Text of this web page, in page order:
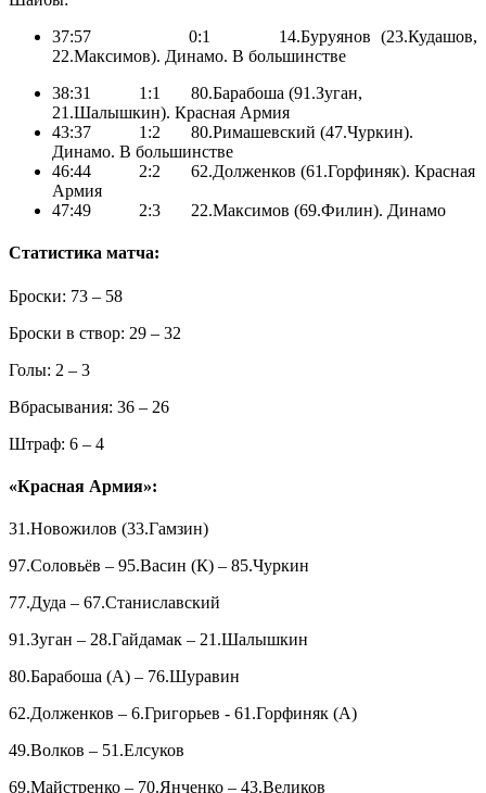
37:57 0:1 14.Буруянов (23.Кудашов,
22.Максимов). Динамо. В большинстве
38:31 1:1 80.Барабоша (91.Зуган,
21.Шалышкин). Красная Армия
43:37 1:2 80.Римашевский (47.Чуркин).
Динамо. В большинстве
46:44 2:2 62.Долженков (61.Горфиняк). Красная
Армия
47:49 2:3 22.Максимов (69.Филин). Динамо
Статистика матча:
Броски: 73 – 58
Броски в створ: 29 – 32
Голы: 2 – 3
Вбрасывания: 36 – 26
Штраф: 6 – 4
«Красная Армия»:
31.Новожилов (33.Гамзин)
97.Соловьёв – 95.Васин (К) – 85.Чуркин
77.Дуда – 67.Станиславский
91.Зуган – 28.Гайдамак – 21.Шалышкин
80.Барабоша (А) – 76.Шуравин
62.Долженков – 6.Григорьев - 61.Горфиняк (А)
49.Волков – 51.Елсуков
69.Майстренко – 70.Янченко – 43.Великов